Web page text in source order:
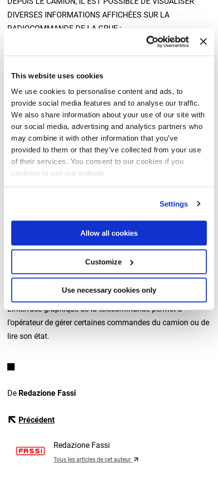
This website uses cookies
We use cookies to personalise content and ads, to
provide social media features and to analyse our traffic.
We also share information about your use of our site with
our social media, advertising and analytics partners who
may combine it with other information that you’ve
provided to them or that they’ve collected from your use
of their services. You consent to our cookies if you
continue to use our website.
Settings
Allow all cookies
Customize
Use necessary cookies only
DIVERSES INFORMATIONS AFFICHÉES SUR LA
RADIOCOMMANDE DE LA GRUE :
Niveau de carburant et CONSOMMATION
État de la prise de puissance
Niveau des REVOLUTIONS DU MOTEUR
État du FREIN DE STATIONNEMENT
Charge sur les AXES 6
COMMENT FONCTIONNE FX-LINK
– FX-Link se compose d’une plate-forme matérielle et d’une
application logicielle.
– Les deux lignes CAN-bus intégrées dans le dispositif
matériel relient les unités de contrôle électronique de la
grue et du camion au système FX-Link.
– Le logiciel, composé d’une application bidirectionnelle,
interprète les messages provenant du camion et les envoie
au système électronique de la grue, qui les traite en
informations de sortie disponibles sur la télécommande.
L’interface graphique de la télécommande permet à
l’opérateur de gérer certaines commandes du camion ou de
lire son état.
De Redazione Fassi
Précédent
Redazione Fassi
Tous les articles de cet auteur